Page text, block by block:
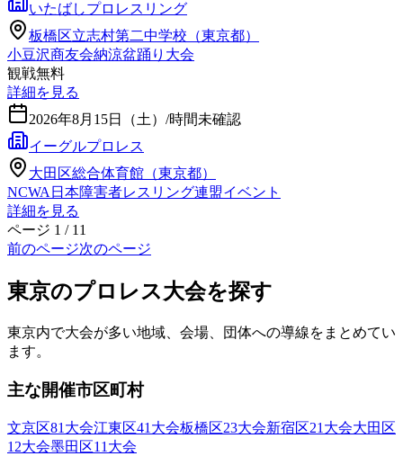
いたばしプロレスリング
板橋区立志村第二中学校（東京都）
小豆沢商友会納涼盆踊り大会
観戦無料
詳細を見る
2026年8月15日（土） /時間未確認
イーグルプロレス
大田区総合体育館（東京都）
NCWA日本障害者レスリング連盟イベント
詳細を見る
ページ 1 / 11
前のページ次のページ
東京のプロレス大会を探す
東京内で大会が多い地域、会場、団体への導線をまとめてい
ます。
主な開催市区町村
文京区81 大会江東区41 大会板橋区23大会新宿区21 大会大田区
12大会墨田区11 大会